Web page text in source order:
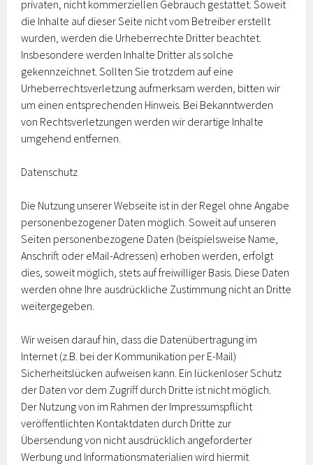
privaten, nicht kommerziellen Gebrauch gestattet. Soweit
die Inhalte auf dieser Seite nicht vom Betreiber erstellt
wurden, werden die Urheberrechte Dritter beachtet.
Insbesondere werden Inhalte Dritter als solche
gekennzeichnet. Sollten Sie trotzdem auf eine
Urheberrechtsverletzung aufmerksam werden, bitten wir
um einen entsprechenden Hinweis. Bei Bekanntwerden
von Rechtsverletzungen werden wir derartige Inhalte
umgehend entfernen.
Datenschutz
Die Nutzung unserer Webseite ist in der Regel ohne Angabe
personenbezogener Daten möglich. Soweit auf unseren
Seiten personenbezogene Daten (beispielsweise Name,
Anschrift oder eMail-Adressen) erhoben werden, erfolgt
dies, soweit möglich, stets auf freiwilliger Basis. Diese Daten
werden ohne Ihre ausdrückliche Zustimmung nicht an Dritte
weitergegeben.
Wir weisen darauf hin, dass die Datenübertragung im
Internet (z.B. bei der Kommunikation per E-Mail)
Sicherheitslücken aufweisen kann. Ein lückenloser Schutz
der Daten vor dem Zugriff durch Dritte ist nicht möglich.
Der Nutzung von im Rahmen der Impressumspflicht
veröffentlichten Kontaktdaten durch Dritte zur
Übersendung von nicht ausdrücklich angeforderter
Werbung und Informationsmaterialien wird hiermit